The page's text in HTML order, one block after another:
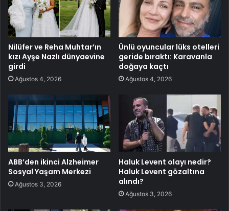
Nilüfer ve Reha Muhtar’ın
kızı Ayşe Nazlı dünyaevine
girdi
Ağustos 4, 2026
Ünlü oyuncular lüks otelleri
geride bıraktı: Karavanla
doğaya kaçtı
Ağustos 4, 2026
ABB’den ikinci Alzheimer
Sosyal Yaşam Merkezi
Ağustos 3, 2026
Haluk Levent olayı nedir?
Haluk Levent gözaltına
alındı?
Ağustos 3, 2026